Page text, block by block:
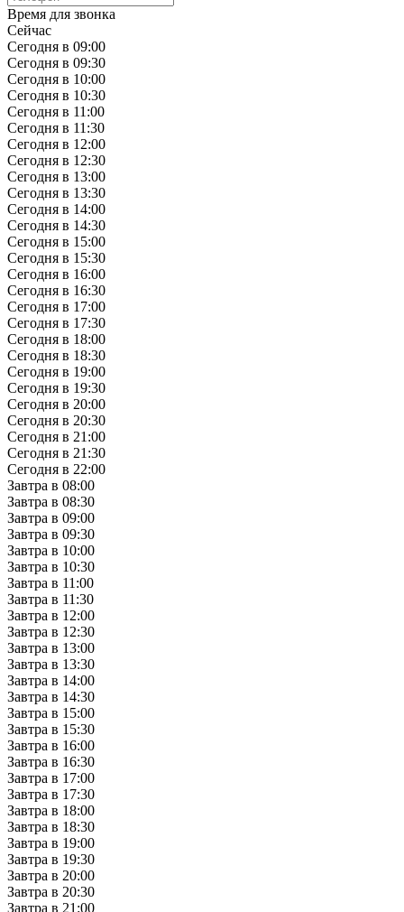
Время для звонка
Сейчас
Сегодня в 09:00
Сегодня в 09:30
Сегодня в 10:00
Сегодня в 10:30
Сегодня в 11:00
Сегодня в 11:30
Сегодня в 12:00
Сегодня в 12:30
Сегодня в 13:00
Сегодня в 13:30
Сегодня в 14:00
Сегодня в 14:30
Сегодня в 15:00
Сегодня в 15:30
Сегодня в 16:00
Сегодня в 16:30
Сегодня в 17:00
Сегодня в 17:30
Сегодня в 18:00
Сегодня в 18:30
Сегодня в 19:00
Сегодня в 19:30
Сегодня в 20:00
Сегодня в 20:30
Сегодня в 21:00
Сегодня в 21:30
Сегодня в 22:00
Завтра в 08:00
Завтра в 08:30
Завтра в 09:00
Завтра в 09:30
Завтра в 10:00
Завтра в 10:30
Завтра в 11:00
Завтра в 11:30
Завтра в 12:00
Завтра в 12:30
Завтра в 13:00
Завтра в 13:30
Завтра в 14:00
Завтра в 14:30
Завтра в 15:00
Завтра в 15:30
Завтра в 16:00
Завтра в 16:30
Завтра в 17:00
Завтра в 17:30
Завтра в 18:00
Завтра в 18:30
Завтра в 19:00
Завтра в 19:30
Завтра в 20:00
Завтра в 20:30
Завтра в 21:00